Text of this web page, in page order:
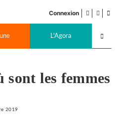
Connexion facebook
twitter
L'Agora
les femmes
2019